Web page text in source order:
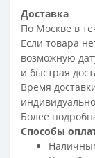
Доставка
По Москве в
Если товара
возможную
и быстрая
Время
Более
Способы